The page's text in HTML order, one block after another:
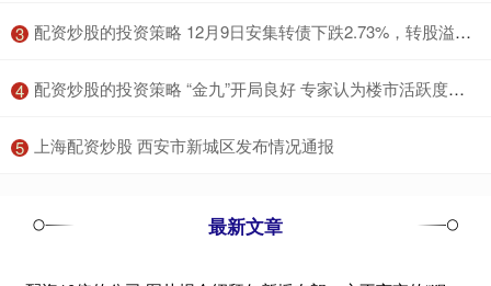
3 ​配资炒股的投资策略 12月9日安集转债下跌2.73%，转股溢价率17.55%
4 ​配资炒股的投资策略 “金九”开局良好 专家认为楼市活跃度或将迎来阶段性回升
5 ​上海配资炒股 西安市新城区发布情况通报
最新文章